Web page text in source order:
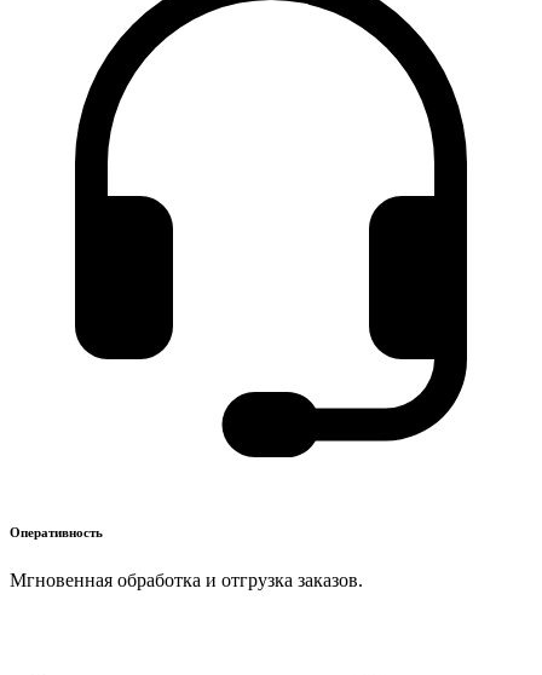
Оперативность
Мгновенная обработка и отгрузка заказов.